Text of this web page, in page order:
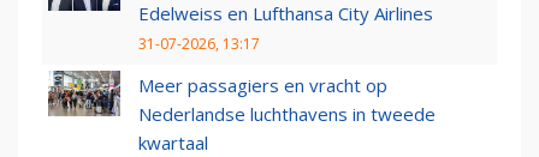
Edelweiss en Lufthansa City Airlines
31-07-2026, 13:17
Meer passagiers en vracht op
Nederlandse luchthavens in tweede
kwartaal